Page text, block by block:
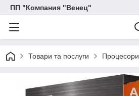
ПП "Компания "Венец"
Товари та послуги Процесори